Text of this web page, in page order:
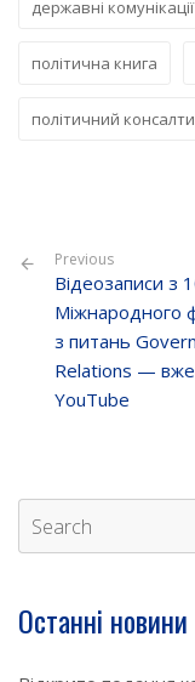
державні комунікації
політична книга
політичний
Previous
Відеозаписи з
Міжнародного
з питань
Relations —
YouTube
Останні новини